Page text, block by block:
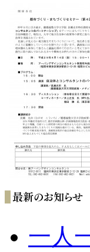
一人